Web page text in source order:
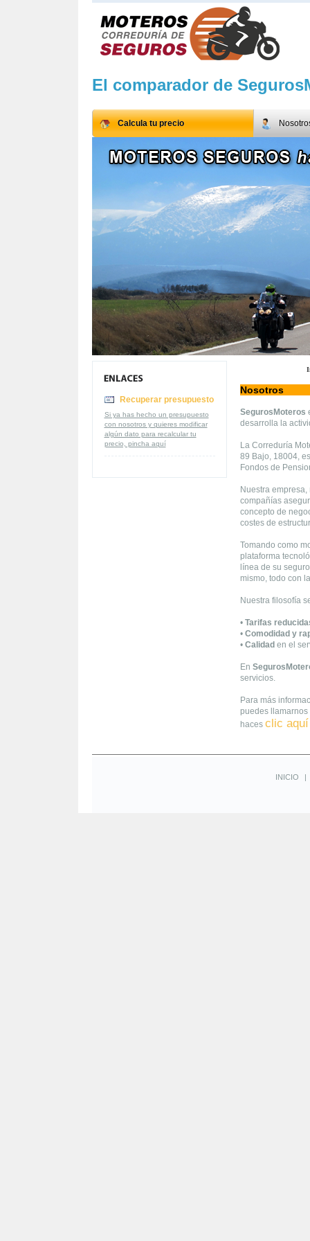
El comparador de
Calcula tu precio
Recuperar presupuesto
Si ya has hecho un presupuesto
con nosotros y quieres modificar
algún dato para recalcular tu
precio, pincha aquí
Nosotros
SegurosMoteros
desarrolla la
La Correduría
89 Bajo, 18004,
Fondos de
Nuestra
compañías
concepto de
costes de
Tomando como
plataforma
línea de su
mismo, todo con
Nuestra filosofía
• Tarifas
• Comodidad y
• Calidad en el
En
servicios.
Para más
puedes
haces clic aquí
INICIO |